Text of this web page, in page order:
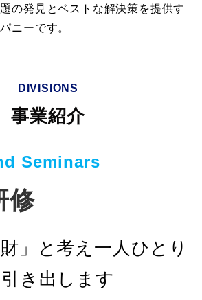
の発見とベストな解決策を提供す
ニーです。
DIVISIONS
事業紹介
Seminars
修
」と考え一人ひとり
き出します